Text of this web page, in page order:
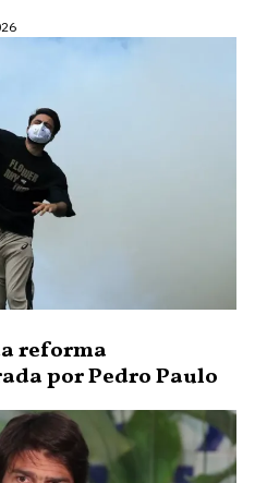
reforma
por Pedro Paulo